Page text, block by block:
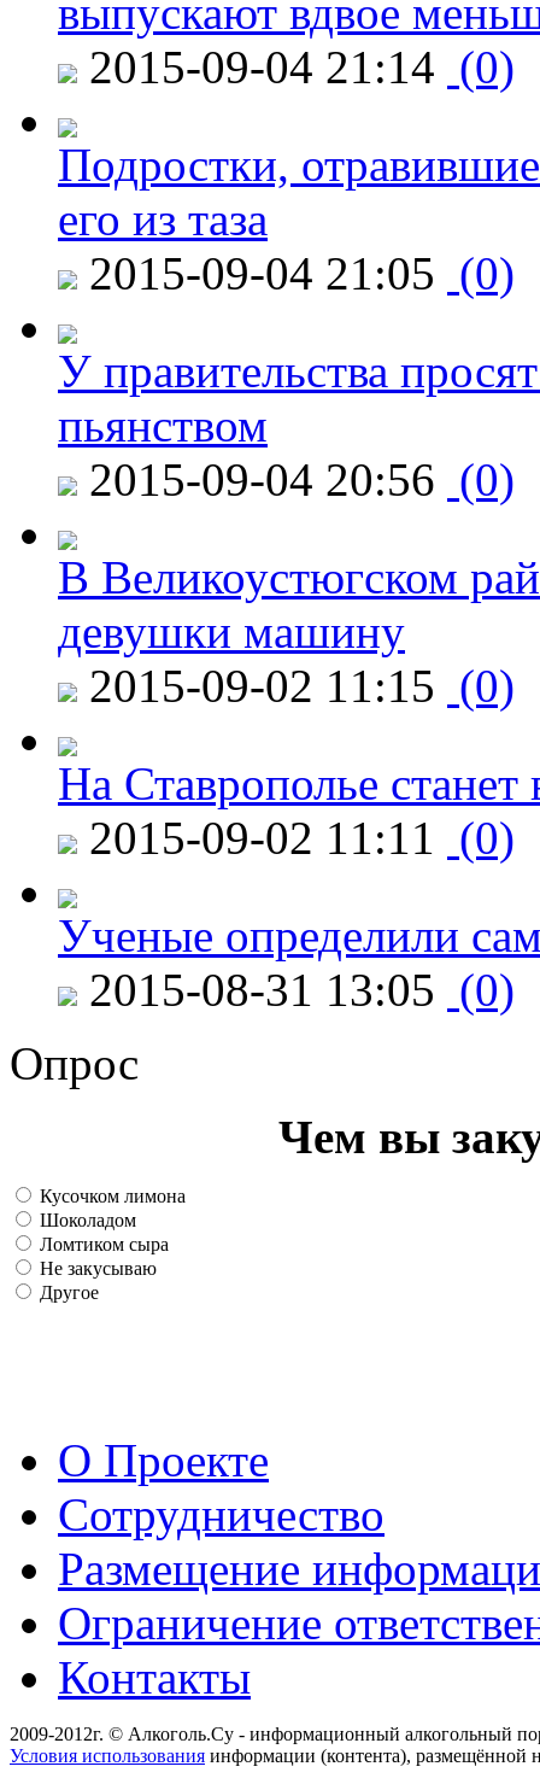
выпускают вдвое
2015-09-04 21:14 (0)
Подростки,
его из таза
2015-09-04 21:05 (0)
У правительства
пьянством
2015-09-04 20:56 (0)
В Великоустюгском
девушки машину
2015-09-02 11:15 (0)
На Ставрополье
2015-09-02 11:11 (0)
Ученые определили
2015-08-31 13:05 (0)
Опрос
Чем вы
Кусочком лимона
Шоколадом
Ломтиком сыра
Не закусываю
Другое
О Проекте
Сотрудничество
Размещение
Ограничение
Контакты
2009-2012г. © Алкоголь.Су - информационный алкогольный
Условия использования информации (контента), размещённой